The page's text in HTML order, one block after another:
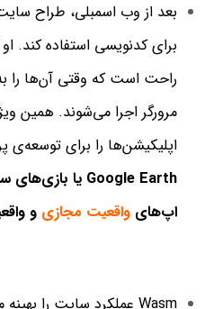
بعد از وب اسمبلی، طراح
برای کدنویسی استفاده کند.
مرورگر اجرا می‌شوند.
اپلیکیشن‌ها را برای
Google Earth یا
بازی‌های
اپ‌های واقعیت مجازی و